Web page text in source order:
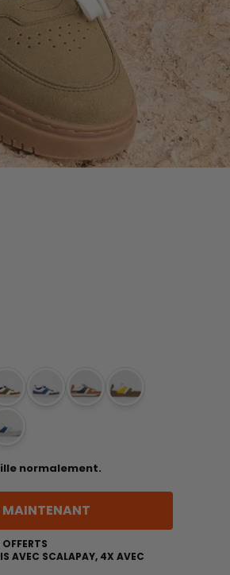
normalement.
MAINTENANT
AVEC SCALAPAY, 4X AVEC